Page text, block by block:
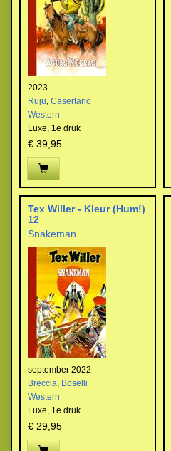
2023
Ruju, Casertano
Western
Luxe, 1e druk
€ 39,95
Tex Willer - Kleur (Hum!)
12
Snakeman
september 2022
Breccia, Boselli
Western
Luxe, 1e druk
€ 29,95